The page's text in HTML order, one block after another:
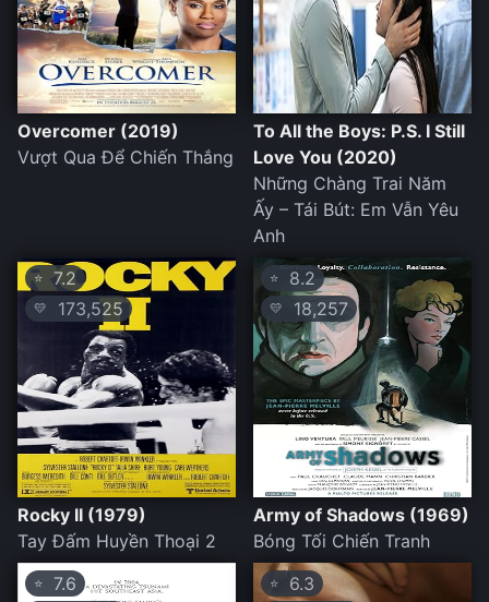
Overcomer (2019)
Vượt Qua Để Chiến Thắng
To All the Boys: P.S. I Still
Love You (2020)
Những Chàng Trai Năm
Ấy – Tái Bút: Em Vẫn Yêu
Anh
⭐ 7.2
💛 173,525
Rocky II (1979)
Tay Đấm Huyền Thoại 2
⭐ 8.2
💛 18,257
Army of Shadows (1969)
Bóng Tối Chiến Tranh
⭐ 7.6 ⭐ 6.3